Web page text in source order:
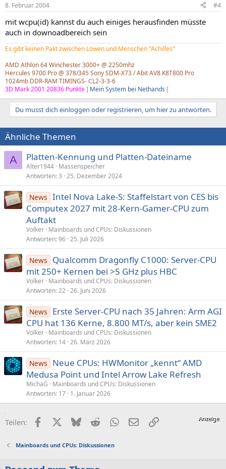
8. Februar 2004 #4
mit wcpu(id) kannst du auch einiges herausfinden müsste
auch in downoadbereich sein
Es gibt keinen Pakt zwischen Löwen und Menschen "Achilles"
AMD Athlon 64 Winchester 3000+ @ 2250mhz
Hercules 9700 Pro @ 378/345 Sony SDM-X73 / Abit AV8 K8T800 Pro
1024mb DDR-RAM TIMINGS- CL2-3-3-6
3D Mark 2001 20836 Punkte] Mein System bei Nethands [
Du musst dich einloggen oder registrieren, um hier zu antworten.
Ähnliche Themen
A Platten-Kennung und Platten-Dateiname
Alter1944 Massenspeicher
Antworten 3 25. Dezember 2024
News Intel Nova Lake-S: Staffelstart von CES bis
Computex 2027 mit 28-Kern-Gamer-CPU zum
Auftakt
Volker Mainboards und CPUs: Diskussionen
Antworten 96 25. Juli 2026
News
Qualcomm Dragonfly C1000: Server-CPU
mit 250+ Kernen bei >5 GHz plus HBC
Volker Mainboards und CPUs: Diskussionen
Antworten 22 26. Juni 2026
News
Erste Server-CPU nach 35 Jahren: Arm AGI
CPU hat 136 Kerne, 8.800 MT/s, aber kein SME2
Volker Mainboards und CPUs: Diskussionen
Antworten 14 26. März 2026
News
Neue CPUs: HWMonitor „kennt“ AMD
Medusa Point und Intel Arrow Lake Refresh
MichaG
Mainboards und CPUs: Diskussionen
Antworten 17 1. Januar 2026
Teilen: FacebookX (Twitter)
BlueskyRedditWhatsApp
E-MailLink
Mainboards und CPUs: Diskussionen